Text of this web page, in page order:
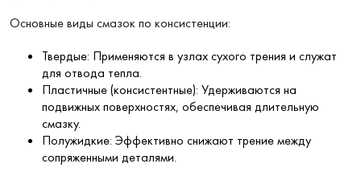
Основные виды смазок по консистенции:
Твердые: Применяются в узлах сухого трения и служат
для отвода тепла.
Пластичные (консистентные): Удерживаются на
подвижных поверхностях, обеспечивая длительную
смазку.
Полужидкие: Эффективно снижают трение между
сопряженными деталями.